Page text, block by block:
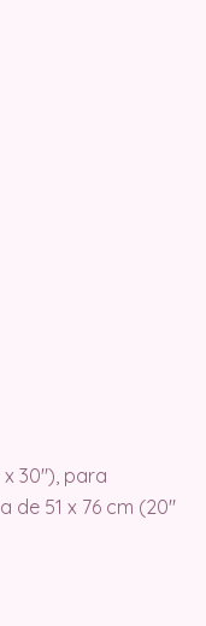
30″), para
51 x 76 cm (20″